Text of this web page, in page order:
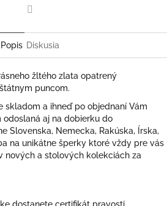
Popis Diskusia
žltého zlata opatrený
puncom.
skladom a ihneď po objednaní Vám
odoslaná aj na dobierku do
Slovenska, Nemecka, Rakúska, Írska,
na unikátne šperky ktoré vždy pre vás
nových a stolových kolekciách za
dostanete certifikát pravosti